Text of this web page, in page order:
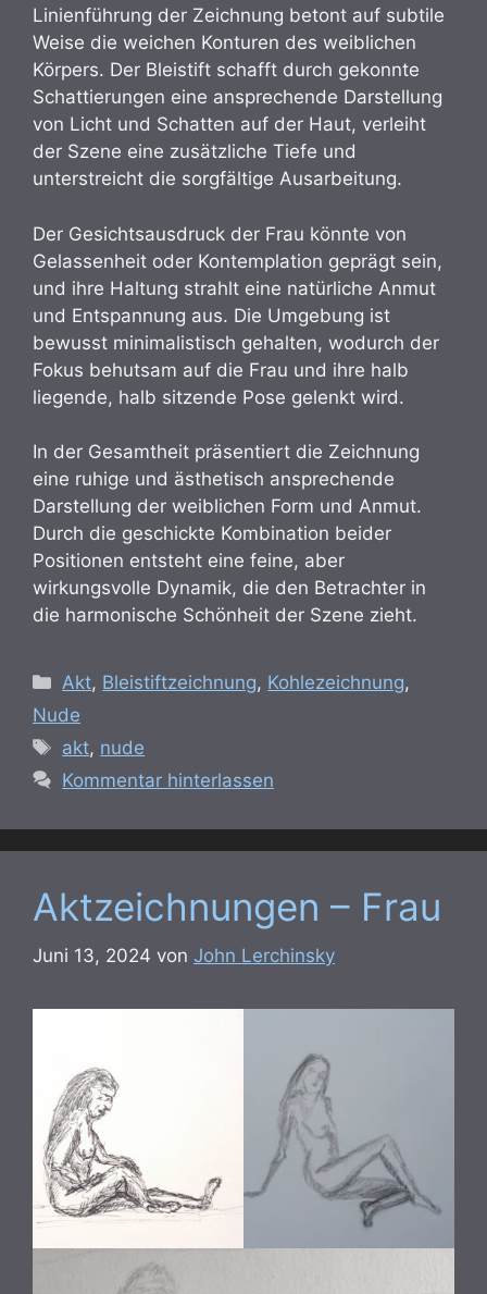
Linienführung der Zeichnung betont auf subtile
Weise die weichen Konturen des weiblichen
Körpers. Der Bleistift schafft durch gekonnte
Schattierungen eine ansprechende Darstellung
von Licht und Schatten auf der Haut, verleiht
der Szene eine zusätzliche Tiefe und
unterstreicht die sorgfältige Ausarbeitung.
Der Gesichtsausdruck der Frau könnte von
Gelassenheit oder Kontemplation geprägt sein,
und ihre Haltung strahlt eine natürliche Anmut
und Entspannung aus. Die Umgebung ist
bewusst minimalistisch gehalten, wodurch der
Fokus behutsam auf die Frau und ihre halb
liegende, halb sitzende Pose gelenkt wird.
In der Gesamtheit präsentiert die Zeichnung
eine ruhige und ästhetisch ansprechende
Darstellung der weiblichen Form und Anmut.
Durch die geschickte Kombination beider
Positionen entsteht eine feine, aber
wirkungsvolle Dynamik, die den Betrachter in
die harmonische Schönheit der Szene zieht.
Kategorien
Akt, Bleistiftzeichnung, Kohlezeichnung,
Nude
Schlagwörter
akt, nude
Kommentar hinterlassen
Aktzeichnungen – Frau
Juni 13, 2024 von John Lerchinsky